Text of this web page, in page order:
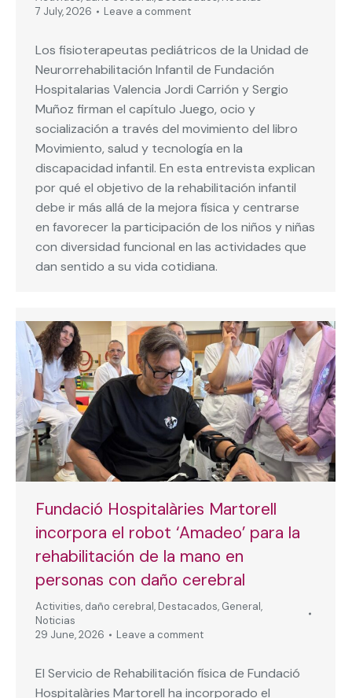
7 July, 2026
Leave a comment
Los fisioterapeutas pediátricos de la Unidad de
Neurorrehabilitación Infantil de Fundación
Hospitalarias Valencia Jordi Carrión y Sergio
Muñoz firman el capítulo Juego, ocio y
socialización a través del movimiento del libro
Movimiento, salud y tecnología en la
discapacidad infantil. En esta entrevista explican
por qué el objetivo de la rehabilitación infantil
debe ir más allá de la mejora física y centrarse
en favorecer la participación de los niños y niñas
con diversidad funcional en las actividades que
dan sentido a su vida cotidiana.
Fundació Hospitalàries Martorell
incorpora el robot ‘Amadeo’ para la
rehabilitación de la mano en
personas con daño cerebral
Activities, daño cerebral, Destacados, General,
Noticias
29 June, 2026
Leave a comment
El Servicio de Rehabilitación física de Fundació
Hospitalàries Martorell ha incorporado el